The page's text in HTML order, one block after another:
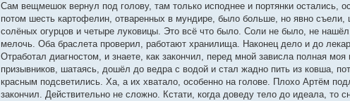
Сам вещмешок вернул под голову, там только исподнее и портянки остались,
потом шесть картофелин, отваренных в мундире, было больше, но явно
солёных огурцов и четыре луковицы. Это всё что было. Соли не было, не
мелочь. Оба браслета проверил, работают хранилища. Наконец дело и до
Отработал диагностом, и знаете, как закончил, перед мной зависла полная
призывников, шатаясь, дошёл до ведра с водой и стал жадно пить из ковша,
красным подсветились. Ха, а их хватало, особенно на голове. Плохо Артём
закончил. Действительно не сложно. Кстати, когда доведу тело до идеала, то